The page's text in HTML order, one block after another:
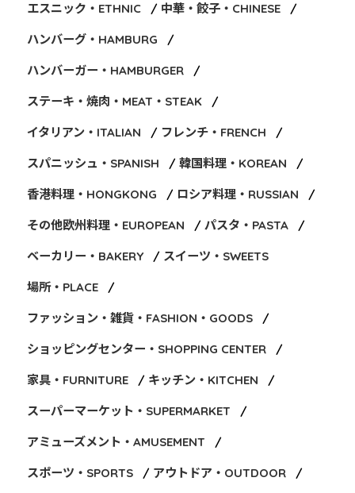
エスニック・ETHNIC 中華・餃子・CHINESE
ハンバーグ・HAMBURG
ハンバーガー・HAMBURGER
ステーキ・焼肉・MEAT・STEAK
イタリアン・ITALIAN フレンチ・FRENCH
スパニッシュ・SPANISH 韓国料理・KOREAN
香港料理・HONGKONG ロシア料理・RUSSIAN
その他欧州料理・EUROPEAN パスタ・PASTA
ベーカリー・BAKERY スイーツ・SWEETS
場所・PLACE
ファッション・雑貨・FASHION・GOODS
ショッピングセンター・SHOPPING CENTER
家具・FURNITURE キッチン・KITCHEN
スーパーマーケット・SUPERMARKET
アミューズメント・AMUSEMENT
スポーツ・SPORTS アウトドア・OUTDOOR